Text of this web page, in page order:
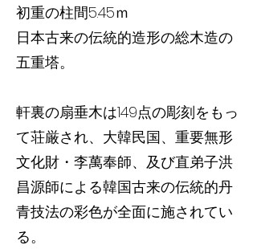
初重の柱間5.45ｍ
日本古来の伝統的造形の総木造の
五重塔。
軒裏の扇垂木は149点の彫刻をもっ
て荘厳され、大韓民国、重要無形
文化財・李萬奉師、及び直弟子洪
昌源師による韓国古来の伝統的丹
青技法の彩色が全面に施されてい
る。